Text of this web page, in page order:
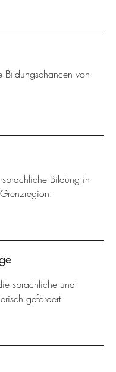
Bildungschancen von
Bildung in
sprachliche und
gefördert.